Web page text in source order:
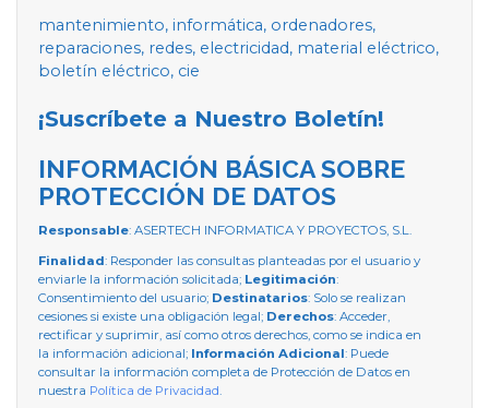
mantenimiento, informática, ordenadores,
reparaciones, redes, electricidad, material eléctrico,
boletín eléctrico, cie
¡Suscríbete a Nuestro Boletín!
INFORMACIÓN BÁSICA SOBRE
PROTECCIÓN DE DATOS
Responsable: ASERTECH INFORMATICA Y PROYECTOS, S.L.
Finalidad: Responder las consultas planteadas por el usuario y
enviarle la información solicitada; Legitimación:
Consentimiento del usuario; Destinatarios: Solo se realizan
cesiones si existe una obligación legal; Derechos: Acceder,
rectificar y suprimir, así como otros derechos, como se indica en
la información adicional; Información Adicional: Puede
consultar la información completa de Protección de Datos en
nuestra Política de Privacidad